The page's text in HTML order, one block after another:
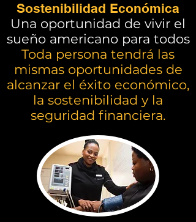
Sostenibilidad Económica
Una oportunidad de vivir el
sueño americano para todos
Toda persona tendrá las
mismas oportunidades de
alcanzar el éxito económico,
la sostenibilidad y la
seguridad financiera.